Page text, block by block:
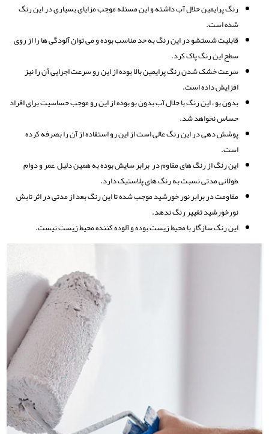
رنگ پرایمین حلال آب داشته و این مسئله موجب مزایای بسیاری در این رنگ
شده است.
قابلیت شستشو در این رنگ به حد مناسب بوده و می توان آلودگی ها را از روی
سطح این رنگ پاک کرد.
سرعت خشک شدن رنگ پرایمین بالا بوده از این رو سرعت اجرایی آن را نیز
افزایش داده است.
بدون بو ، این رنگ با حلال آب بدون بو بوده از این رو موجب حساسیت برای افراد
حساس نخواهد شد.
پوشش دهی در این رنگ عالی است از این رو استفاده از آن را بصرفه کرده
است.
این رنگ از رنگ های مقاوم در برابر سایش بوده به همین دلیل عمر و دوام
طولانی مدتی نسبت به رنگ های پلاستیک دارد.
مقاومت در برابر نور خورشید موجب شده تا این رنگ بعد از مدتی در اثر تابش
نورخورشید تغییر رنگ ندهد.
این رنگ سازگار با محیط زیست بوده و آلوده کننده محیط زیست نیست.